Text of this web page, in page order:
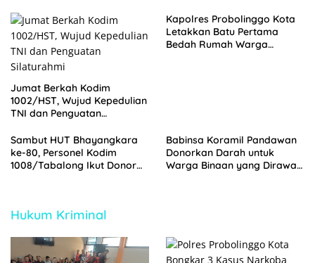
Jumat Berkah Kodim
1002/HST, Wujud Kepedulian
TNI dan Penguatan
Kapolres Probolinggo Kota
Letakkan Batu Pertama
Bedah Rumah Warga
Sambut HUT Bhayangkara
ke-80, Personel Kodim
1008/Tabalong Ikut Donor
Babinsa Koramil Pandawan
Donorkan Darah untuk
Warga Binaan yang Dirawat
Hukum Kriminal